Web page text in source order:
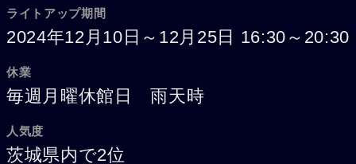
ライトアップ期間
2024年12月10日～12月25日 16:30～20:30
休業
毎週月曜休館日 雨天時
人気度
茨城県内で2位